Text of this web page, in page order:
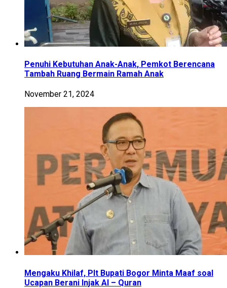
Penuhi Kebutuhan Anak-Anak, Pemkot Berencana
Tambah Ruang Bermain Ramah Anak
November 21, 2024
Mengaku Khilaf, Plt Bupati Bogor Minta Maaf soal
Ucapan Berani Injak Al – Quran